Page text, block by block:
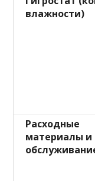
влажности)
Расходные
материалы и